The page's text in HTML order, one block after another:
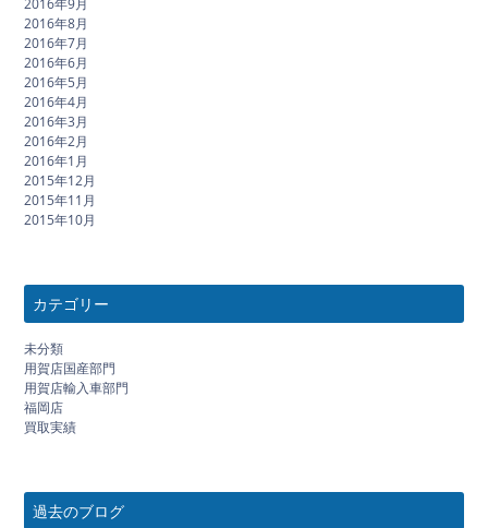
2016年9月
2016年8月
2016年7月
2016年6月
2016年5月
2016年4月
2016年3月
2016年2月
2016年1月
2015年12月
2015年11月
2015年10月
カテゴリー
未分類
用賀店国産部門
用賀店輸入車部門
福岡店
買取実績
過去のブログ